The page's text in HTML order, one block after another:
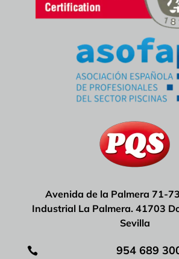
Avenida de la Palmera 71-
Industrial La Palmera. 41703
Sevilla
 954 689